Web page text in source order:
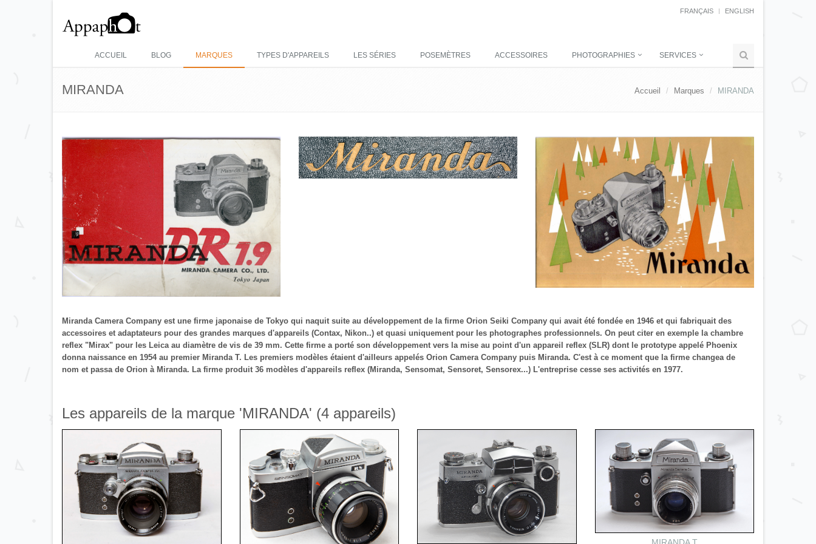
FRANÇAIS ENGLISH
ACCUEIL BLOG MARQUES TYPES D'APPAREILS LES SÉRIES POSEMÈTRES ACCESSOIRES PHOTOGRAPHIES SERVICES
MIRANDA Accueil Marques MIRANDA
Miranda Camera Company est une firme japonaise de Tokyo qui naquit suite au développement de la firme Orion Seiki Company qui avait été fondée en 1946 et qui fabriquait des
accessoires et adaptateurs pour des grandes marques d'appareils (Contax, Nikon..) et quasi uniquement pour les photographes professionnels. On peut citer en exemple la chambre
reflex "Mirax" pour les Leica au diamètre de vis de 39 mm. Cette firme a porté son développement vers la mise au point d'un appareil reflex (SLR) dont le prototype appelé Phoenix
donna naissance en 1954 au premier Miranda T. Les premiers modèles étaient d'ailleurs appelés Orion Camera Company puis Miranda. C'est à ce moment que la firme changea de
nom et passa de Orion à Miranda. La firme produit 36 modèles d'appareils reflex (Miranda, Sensomat, Sensoret, Sensorex...) L'entreprise cesse ses activités en 1977.
Les appareils de la marque 'MIRANDA' (4 appareils)